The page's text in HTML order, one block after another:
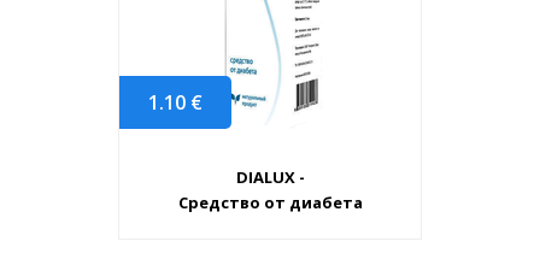
1.10 €
DIALUX -
Средство от диабета